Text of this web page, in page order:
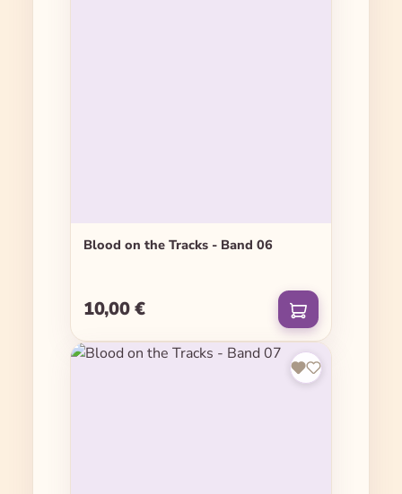
Blood on the Tracks - Band 06
Regulärer Preis:
10,00 €